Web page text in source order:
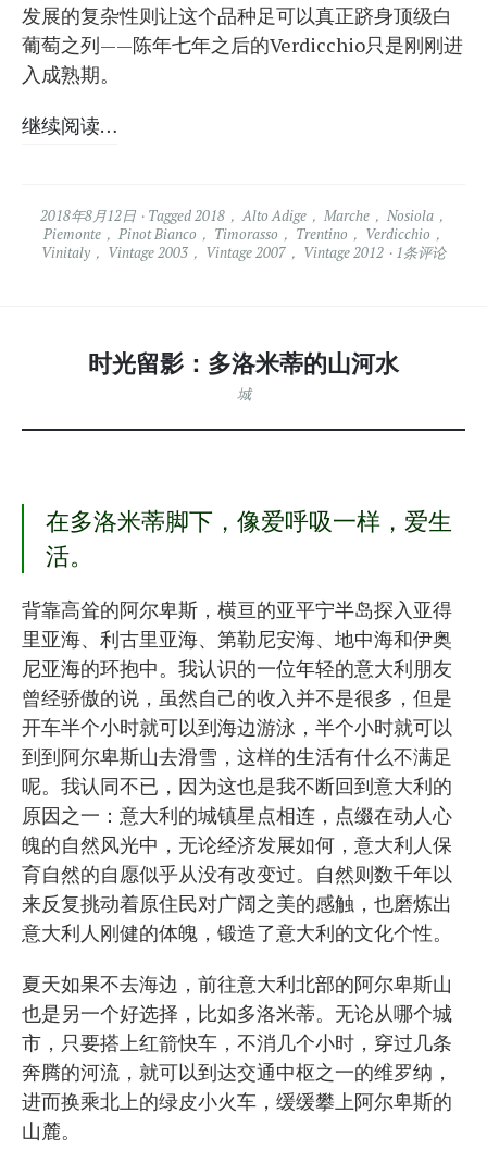
发展的复杂性则让这个品种足可以真正跻身顶级白
葡萄之列——陈年七年之后的Verdicchio只是刚刚进
入成熟期。
继续阅读…
2018年8月12日 Tagged2018，Alto Adige， Marche， Nosiola，
Piemonte， Pinot Bianco ， Timorasso ， Trentino ， Verdicchio ，
Vinitaly ， Vintage 2003 ， Vintage 2007 ， Vintage 2012 1条评论
时光留影：多洛米蒂的山河水
城
在多洛米蒂脚下，像爱呼吸一样，爱生
活。
背靠高耸的阿尔卑斯，横亘的亚平宁半岛探入亚得
里亚海、利古里亚海、第勒尼安海、地中海和伊奥
尼亚海的环抱中。我认识的一位年轻的意大利朋友
曾经骄傲的说，虽然自己的收入并不是很多，但是
开车半个小时就可以到海边游泳，半个小时就可以
到到阿尔卑斯山去滑雪，这样的生活有什么不满足
呢。我认同不已，因为这也是我不断回到意大利的
原因之一：意大利的城镇星点相连，点缀在动人心
魄的自然风光中，无论经济发展如何，意大利人保
育自然的自愿似乎从没有改变过。自然则数千年以
来反复挑动着原住民对广阔之美的感触，也磨炼出
意大利人刚健的体魄，锻造了意大利的文化个性。
夏天如果不去海边，前往意大利北部的阿尔卑斯山
也是另一个好选择，比如多洛米蒂。无论从哪个城
市，只要搭上红箭快车，不消几个小时，穿过几条
奔腾的河流，就可以到达交通中枢之一的维罗纳，
进而换乘北上的绿皮小火车，缓缓攀上阿尔卑斯的
山麓。